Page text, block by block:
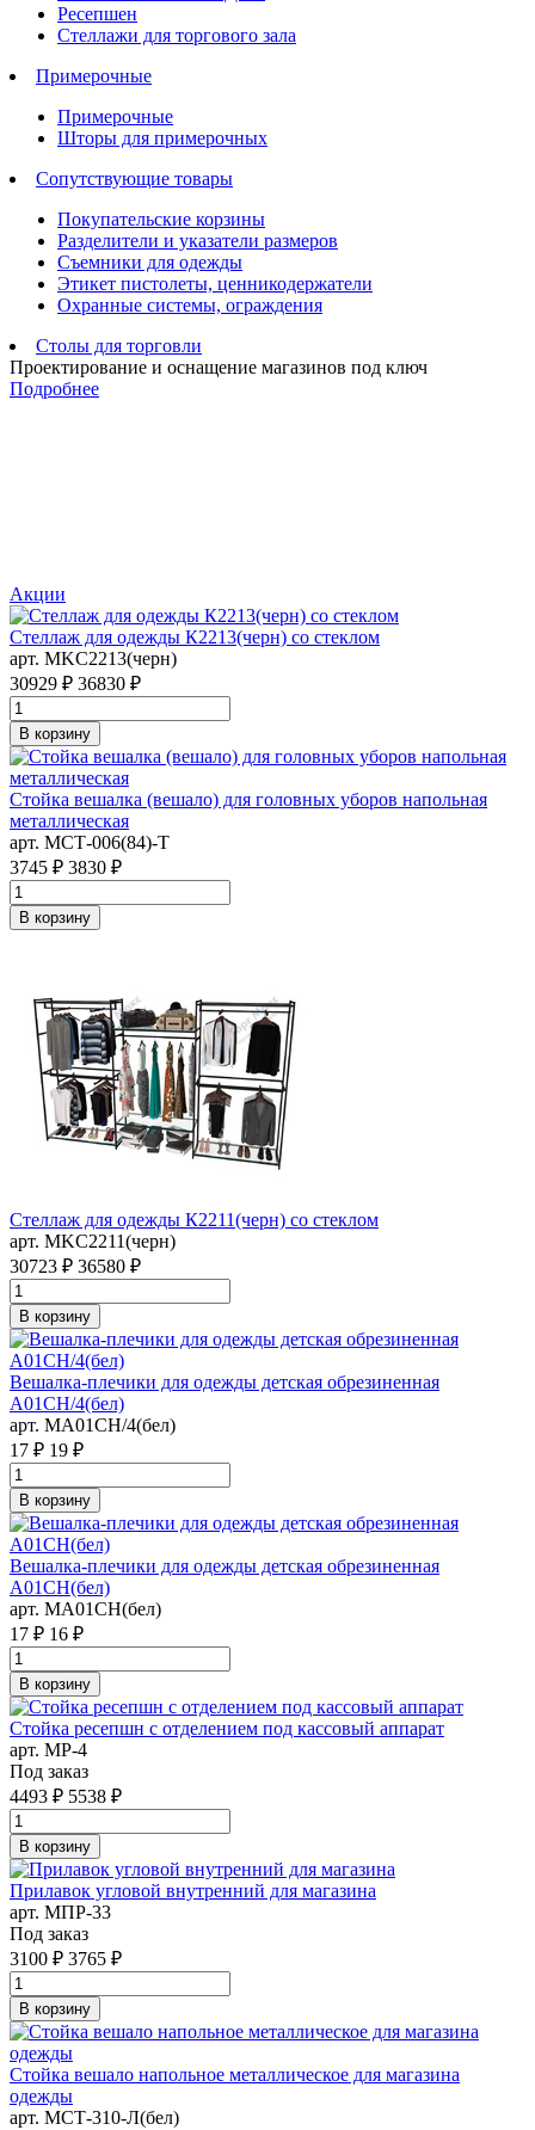
Ресепшен
Стеллажи для торгового зала
Примерочные
Примерочные
Шторы для примерочных
Сопутствующие товары
Покупательские корзины
Разделители и указатели размеров
Съемники для одежды
Этикет пистолеты, ценникодержатели
Охранные системы, ограждения
Столы для торговли
Проектирование и оснащение магазинов под ключ
Подробнее
Акции
Стеллаж для одежды К2213(черн) со стеклом
арт. MKC2213(черн)
30929 ₽ 36830 ₽
В корзину
Стойка вешалка (вешало) для головных уборов напольная
металлическая
арт. MСТ-006(84)-Т
3745 ₽ 3830 ₽
В корзину
Стеллаж для одежды К2211(черн) со стеклом
арт. MKC2211(черн)
30723 ₽ 36580 ₽
В корзину
Вешалка-плечики для одежды детская обрезиненная
A01CH/4(бел)
арт. MA01CH/4(бел)
17 ₽ 19 ₽
В корзину
Вешалка-плечики для одежды детская обрезиненная
A01CH(бел)
арт. MA01CH(бел)
17 ₽ 16 ₽
В корзину
Стойка ресепшн с отделением под кассовый аппарат
арт. MР-4
Под заказ
4493 ₽ 5538 ₽
В корзину
Прилавок угловой внутренний для магазина
арт. MПР-33
Под заказ
3100 ₽ 3765 ₽
В корзину
Стойка вешало напольное металлическое для магазина
одежды
арт. MСТ-310-Л(бел)